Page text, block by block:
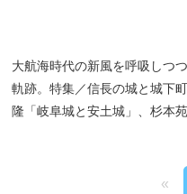
大航海時代の新風を呼吸しつ
軌跡。特集／信長の城と城下
隆「岐阜城と安土城」、杉本
«